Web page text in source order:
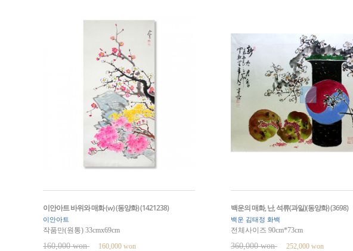
이안아트 바위와 매화 (w) (동양화) (1421238)
이안아트
작품만(원통) 33cmx69cm
160,000 won 160,000 won
백운의 매화, 난, 석류(과일)(동양화) (3698)
백운 김태정 화백
전체사이즈 90cm*73cm
360,000 won 252,000 won